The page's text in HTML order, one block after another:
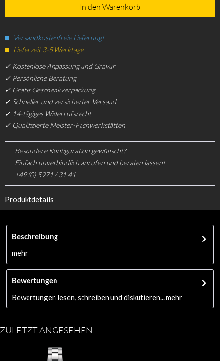
In den Warenkorb
Versandkostenfreie Lieferung!
Lieferzeit 3-5 Werktage
✓ Kostenlose Anpassung und Gravur
✓ Persönliche Beratung
✓ Gratis Geschenkverpackung
✓ Schneller und versicherter Versand
✓ 14-tägiges Widerrufsrecht
✓ Qualifizierte Meister-Fachwerkstätten
Besondere Konfiguration gewünscht?
Einfach unverbindlich anrufen und beraten lassen!
+49 (0) 5971 / 31 41
Produktdetails
Beschreibung
mehr
Bewertungen
Bewertungen lesen, schreiben und diskutieren...
mehr
ZULETZT ANGESEHEN